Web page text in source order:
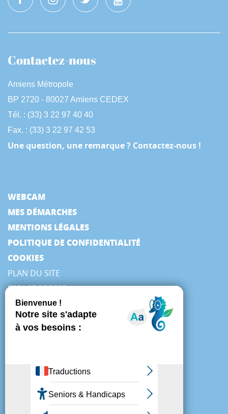
Contactez-nous
Amiens Métropole
BP 2720 - 80027 Amiens CEDEX
Tél. : (33) 3 22 97 40 40
Fax. : (33) 3 22 97 42 53
Une question, une remarque ? Contactez-nous !
WEBCAM
MES DÉMARCHES
MENTIONS LÉGALES
POLITIQUE DE CONFIDENTIALITÉ
COOKIES
PLAN DU SITE
ESPACE PRESSE